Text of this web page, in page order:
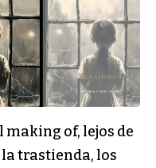
of, lejos de
trastienda, los